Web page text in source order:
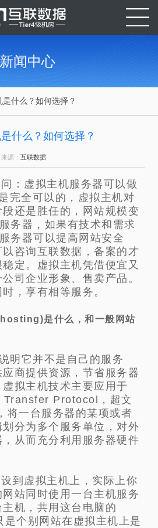
新闻中心
是什么？如何选择？
什么？如何选择？
来源： 互联数据
：虚拟主机服务器可以做
完全可以的，虚拟主机对
还是胜任的，网站规模变
务器，如果有技术和需求
务器可以提高网站安全
咨询互联数据，备案的才
定。虚拟主机凭借便宜又
司企业形象、售卖产品。
，享有相等服务。
是什么，和一般网站
明它并不是自己的服务
商提供资源，节省服务器
拟主机技术主要应用于
Protocol，超文
将一台服务器的某项或者
分为多个服务单位，对外
从而充分利用服务器硬件
到虚拟主机上，实际上你
站同时使用一台主机服务
机，共用这台电脑的
是个别网站在虚拟主机上是